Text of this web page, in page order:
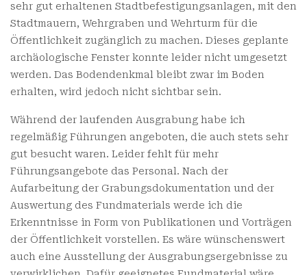
sehr gut erhaltenen Stadtbefestigungsanlagen, mit den
Stadtmauern, Wehrgraben und Wehrturm für die
Öffentlichkeit zugänglich zu machen. Dieses geplante
archäologische Fenster konnte leider nicht umgesetzt
werden. Das Bodendenkmal bleibt zwar im Boden
erhalten, wird jedoch nicht sichtbar sein.
Während der laufenden Ausgrabung habe ich
regelmäßig Führungen angeboten, die auch stets sehr
gut besucht waren. Leider fehlt für mehr
Führungsangebote das Personal. Nach der
Aufarbeitung der Grabungsdokumentation und der
Auswertung des Fundmaterials werde ich die
Erkenntnisse in Form von Publikationen und Vorträgen
der Öffentlichkeit vorstellen. Es wäre wünschenswert
auch eine Ausstellung der Ausgrabungsergebnisse zu